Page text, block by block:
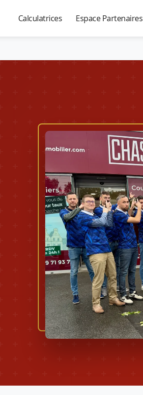
Calculatrices Espace Partenaires